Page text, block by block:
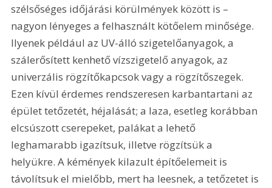
szélsőséges időjárási körülmények között is –
nagyon lényeges a felhasznált kötőelem minősége.
Ilyenek például az UV-álló szigetelőanyagok, a
szálerősített kenhető vízszigetelő anyagok, az
univerzális rögzítőkapcsok vagy a rögzítőszegek.
Ezen kívül érdemes rendszeresen karbantartani az
épület tetőzetét, héjalását; a laza, esetleg korábban
elcsúszott cserepeket, palákat a lehető
leghamarabb igazítsuk, illetve rögzítsük a
helyükre. A kémények kilazult építőelemeit is
távolítsuk el mielőbb, mert ha leesnek, a tetőzetet is